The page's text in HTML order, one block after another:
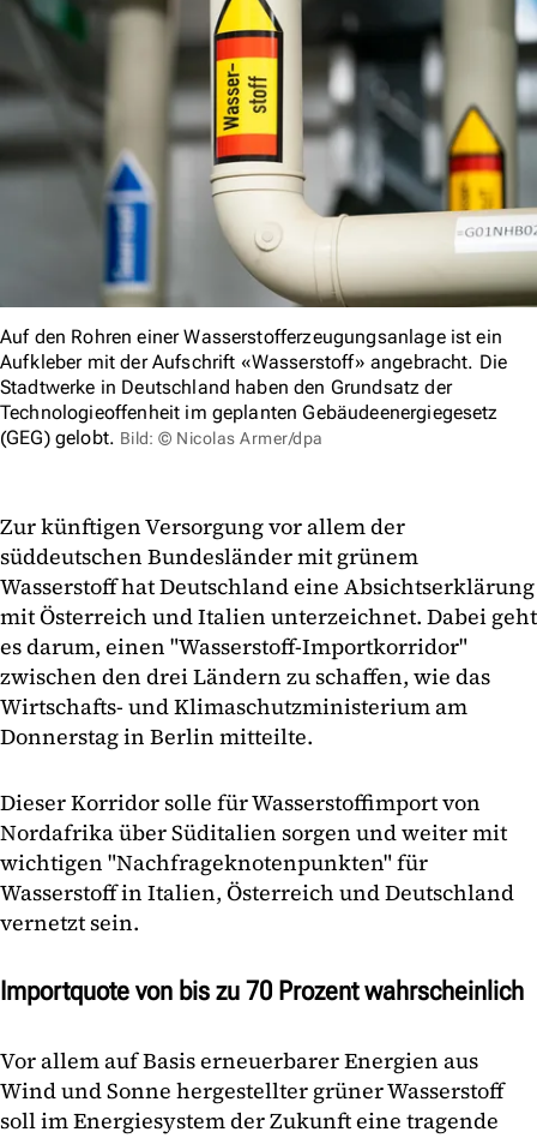
Auf den Rohren einer Wasserstofferzeugungsanlage ist ein
Aufkleber mit der Aufschrift «Wasserstoff» angebracht. Die
Stadtwerke in Deutschland haben den Grundsatz der
Technologieoffenheit im geplanten Gebäudeenergiegesetz
(GEG) gelobt. Bild: © Nicolas Armer/dpa
Zur künftigen Versorgung vor allem der
süddeutschen Bundesländer mit grünem
Wasserstoff hat Deutschland eine Absichtserklärung
mit Österreich und Italien unterzeichnet. Dabei geht
es darum, einen "Wasserstoff-Importkorridor"
zwischen den drei Ländern zu schaffen, wie das
Wirtschafts- und Klimaschutzministerium am
Donnerstag in Berlin mitteilte.
Dieser Korridor solle für Wasserstoffimport von
Nordafrika über Süditalien sorgen und weiter mit
wichtigen "Nachfrageknotenpunkten" für
Wasserstoff in Italien, Österreich und Deutschland
vernetzt sein.
Importquote von bis zu 70 Prozent wahrscheinlich
Vor allem auf Basis erneuerbarer Energien aus
Wind und Sonne hergestellter grüner Wasserstoff
soll im Energiesystem der Zukunft eine tragende